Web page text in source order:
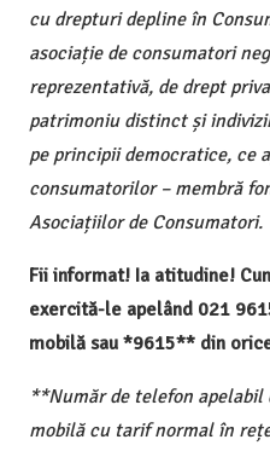
cu drepturi depline în
asociație de consumatori
reprezentativă, de drept
patrimoniu distinct și
pe principii democratice, ce
consumatorilor – membră
Asociațiilor de Consumatori.
Fii informat! Ia atitudine!
exercită-le apelând 021
mobilă sau *9615** din
**Număr de telefon apelabil
mobilă cu tarif normal în